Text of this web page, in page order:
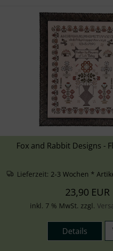
Fox and Rabbit Designs -
Lieferzeit: 2-3 Wochen *
23,90 EUR
inkl. 7 % MwSt. zzgl.
Details